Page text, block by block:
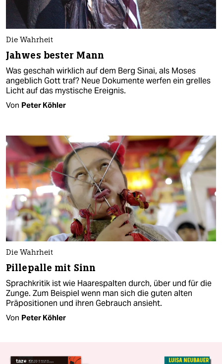
Die Wahrheit
Jahwes bester Mann
Was geschah wirklich auf dem Berg Sinai, als Moses
angeblich Gott traf? Neue Dokumente werfen ein grelles
Licht auf das mystische Ereignis.
Von Peter Köhler
Die Wahrheit
Pillepalle mit Sinn
Sprachkritik ist wie Haarespalten durch, über und für die
Zunge. Zum Beispiel wenn man sich die guten alten
Präpositionen und ihren Gebrauch ansieht.
Von Peter Köhler